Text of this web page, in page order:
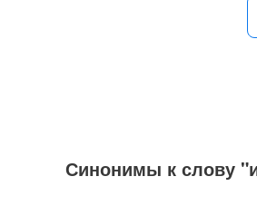
Синонимы к слову